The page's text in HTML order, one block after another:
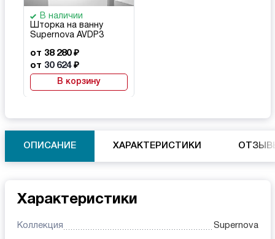
В наличии
Шторка на ванну
Supernova AVDP3
от 38 280 ₽
от 30 624₽
В корзину
ОПИСАНИЕ ХАРАКТЕРИСТИКИ
Характеристики
Коллекция Supernova